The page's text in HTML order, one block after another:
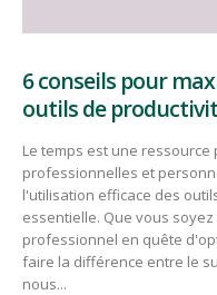
6 conseils pour
outils de
Le temps est une
professionnelles et
l'utilisation efficace des
essentielle. Que vous
professionnel en quête
faire la différence entre le
nous...